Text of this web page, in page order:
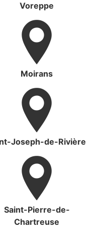
Voreppe
Moirans
Joseph-de-Rivière
Saint-Pierre-de-
Chartreuse